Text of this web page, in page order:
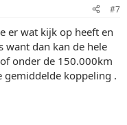
#7
er wat kijk op heeft en
want dan kan de hele
onder de 150.000km
gemiddelde koppeling .